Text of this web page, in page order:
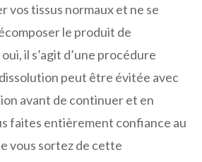
vos tissus normaux et ne se
le produit de
il s’agit d’une procédure
peut être évitée avec
avant de continuer et en
faites entièrement confiance au
vous sortez de cette